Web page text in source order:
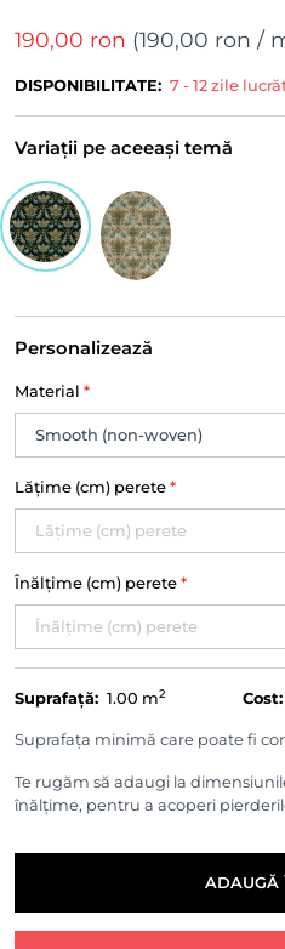
190,00 ron (190,00 ron /
DISPONIBILITATE: 7 - 12 zile
Variații pe aceeași temă
Personalizează
Material *
Lățime (cm) perete *
Înălțime (cm) perete *
Suprafață: 1.00 m2 Cost:
Suprafața minimă care poate fi
Te rugăm să adaugi la
înălțime, pentru a acoperi
ADAUGĂ